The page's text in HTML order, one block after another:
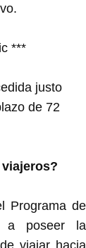
***
justo
de 72
Programa de
a poseer la
viajar hacia